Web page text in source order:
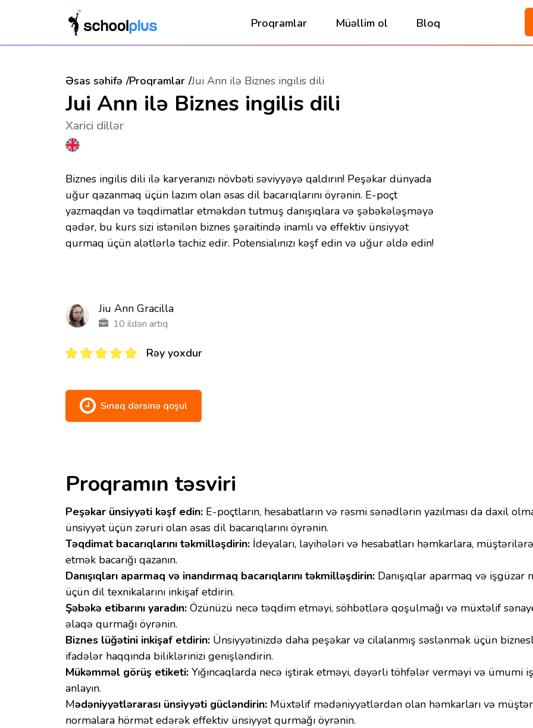
Proqramlar Müəllim ol Bloq
Əsas səhifə Proqramlar Jui Ann ilə Biznes ingilis dili
Jui Ann ilə Biznes ingilis dili
Xarici dillər
Biznes ingilis dili ilə karyeranızı növbəti səviyyəyə qaldırın! Peşəkar dünyada
uğur qazanmaq üçün lazım olan əsas dil bacarıqlarını öyrənin. E-poçt
yazmaqdan və təqdimatlar etməkdən tutmuş danışıqlara və şəbəkələşməyə
qədər, bu kurs sizi istənilən biznes şəraitində inamlı və effektiv ünsiyyət
qurmaq üçün alətlərlə təchiz edir. Potensialınızı kəşf edin və uğur əldə edin!
Jiu Ann Gracilla
10 ildən artıq
Rəy yoxdur
Sınaq dərsinə qoşul
Proqramın təsviri
Peşəkar ünsiyyəti kəşf edin: E-poçtların, hesabatların və rəsmi sənədlərin yazılması da daxil
ünsiyyət üçün zəruri olan əsas dil bacarıqlarını öyrənin.
Təqdimat bacarıqlarını təkmilləşdirin: İdeyaları, layihələri və hesabatları həmkarlara,
etmək bacarığı qazanın.
Danışıqları aparmaq və inandırmaq bacarıqlarını təkmilləşdirin: Danışıqlar aparmaq və
üçün dil texnikalarını inkişaf etdirin.
Şəbəkə etibarını yaradın: Özünüzü necə təqdim etməyi, söhbətlərə qoşulmağı və müxtəlif
əlaqə qurmağı öyrənin.
Biznes lüğətini inkişaf etdirin: Ünsiyyətinizdə daha peşəkar və cilalanmış səslənmək üçün
ifadələr haqqında biliklərinizi genişləndirin.
Mükəmməl görüş etiketi: Yığıncaqlarda necə iştirak etməyi, dəyərli töhfələr verməyi və ümumi
anlayın.
Mədəniyyətlərarası ünsiyyəti gücləndirin: Müxtəlif mədəniyyətlərdən olan həmkarları və
normalara hörmət edərək effektiv ünsiyyət qurmağı öyrənin.